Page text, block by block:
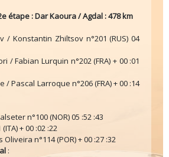
étape : Dar Kaoura / Agdal : 478 km
/ Konstantin Zhiltsov n°201 (RUS) 04
/ Fabian Lurquin n°202 (FRA) + 00 :01
/ Pascal Larroque n°206 (FRA) + 00 :14
n°100 (NOR) 05 :52 :43
+ 00 :02 :22
n°114 (POR) + 00 :27 :32
: